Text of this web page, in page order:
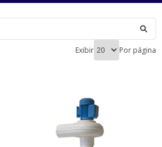
Exibir Por página